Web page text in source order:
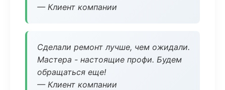
— Клиент компании
Сделали ремонт лучше, чем ожидали.
Мастера - настоящие профи. Будем
обращаться еще!
— Клиент компании